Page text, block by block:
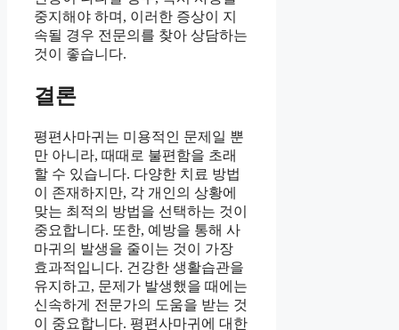
중지해야 하며, 이러한 증상이 지
속될 경우 전문의를 찾아 상담하는
것이 좋습니다.
결론
평편사마귀는 미용적인 문제일 뿐
만 아니라, 때때로 불편함을 초래
할 수 있습니다. 다양한 치료 방법
이 존재하지만, 각 개인의 상황에
맞는 최적의 방법을 선택하는 것이
중요합니다. 또한, 예방을 통해 사
마귀의 발생을 줄이는 것이 가장
효과적입니다. 건강한 생활습관을
유지하고, 문제가 발생했을 때에는
신속하게 전문가의 도움을 받는 것
이 중요합니다. 평편사마귀에 대한